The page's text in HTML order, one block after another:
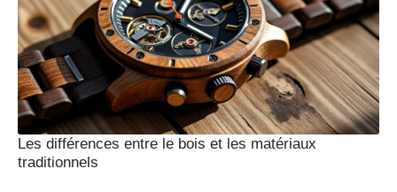
Les différences entre le bois et les matériaux
traditionnels